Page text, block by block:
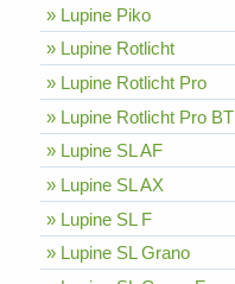
» Lupine Piko
» Lupine Rotlicht
» Lupine Rotlicht Pro
» Lupine Rotlicht Pro BT
» Lupine SL AF
» Lupine SL AX
» Lupine SL F
» Lupine SL Grano